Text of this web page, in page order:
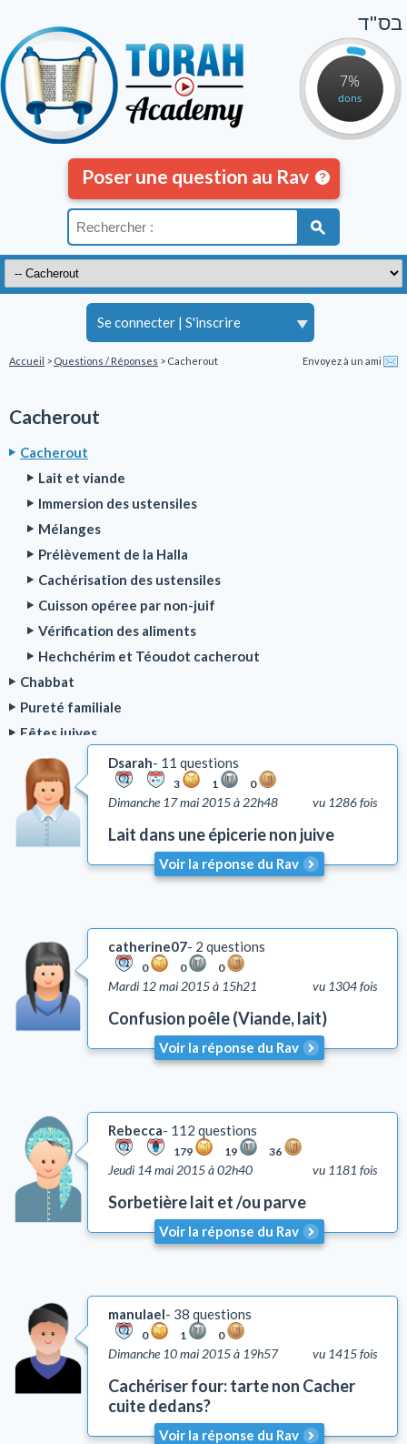
7%
dons
Se connecter | S'inscrire
בס"ד
Poser une question au Rav
Accueil > Questions / Réponses > Cacherout Envoyez à un ami
Cacherout
Cacherout
Lait et viande
Immersion des ustensiles
Mélanges
Prélèvement de la Halla
Cachérisation des ustensiles
Cuisson opéree par non-juif
Vérification des aliments
Hechchérim et Téoudot cacherout
Chabbat
Pureté familiale
Fêtes juives
Bénédictions
Rituel de la prière
Deuil
Talith et Téfilines
Emouna (foi en D.)
Chalom Baït
Education
Comportement
Honorer ses parents (Kiboud Av Vaèm)
Tsniout (lois de pudeur)
Yh'oud (l'isolement)
Questions liées aux problèmes d'argent
Coutumes
Autre
Lois et coutumes de la circoncision
Dsarah 11 questions
3 1 0
vu 1286 fois
Dimanche 17 mai 2015 à 22h48
Lait dans une épicerie non juive
Voir la réponse du Rav
catherine07 2 questions
0 0 0
vu 1304 fois
Mardi 12 mai 2015 à 15h21
Confusion poêle (Viande, lait)
Voir la réponse du Rav
Rebecca 112 questions
179 19 36
vu 1181 fois
Jeudi 14 mai 2015 à 02h40
Sorbetière lait et /ou parve
Voir la réponse du Rav
manulael 38 questions
0 1 0
vu 1415 fois
Dimanche 10 mai 2015 à 19h57
Cachériser four: tarte non Cacher
cuite dedans?
Voir la réponse du Rav